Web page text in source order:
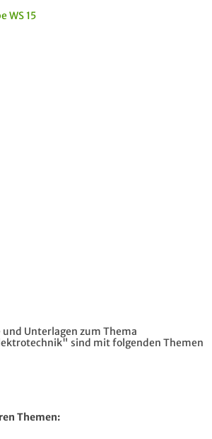
WS 15
Unterlagen zum Thema
sind mit folgenden Themen
Themen: